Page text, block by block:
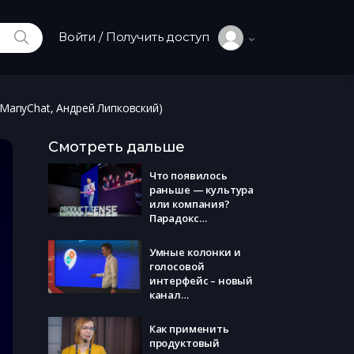
ИСКАТЬВойти / Получить доступ
Андрей Липковский)
Смотреть дальше
Что появилось
раньше — культура
или компания?
Парадокс
(Рокетбанк, Антон
Бондарев)
Умные колонки и
голосовой
интерфейс – новый
канал
для него делать
контент. (BotCube,
Как применить
продуктовый